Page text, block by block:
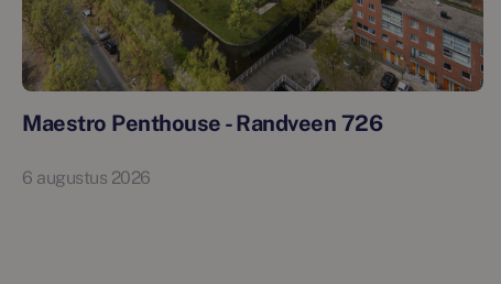
Maestro Penthouse - Randveen 726
6 augustus 2026